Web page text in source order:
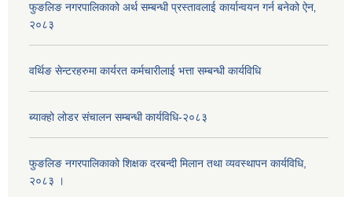
फुङलिङ नगरपालिकाको अर्थ सम्बन्धी प्रस्तावलाई कार्यान्वयन गर्न बनेको ऐन‚
२०८३
वर्थिङ सेन्टरहरुमा कार्यरत कर्मचारीलाई भत्ता सम्बन्धी कार्यविधि
ब्याक्हो लोडर संचालन सम्बन्धी कार्यविधि-२०८३
फुङलिङ नगरपालिकाको शिक्षक दरबन्दी मिलान तथा व्यवस्थापन कार्यविधि,
२०८३ ।